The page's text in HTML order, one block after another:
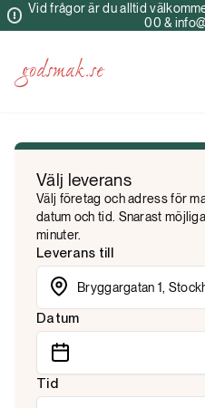
Vid frågor är du alltid
00 &
Välj leverans
Välj företag och adress för
datum och tid. Snarast
minuter.
Leverans till
Datum
Tid